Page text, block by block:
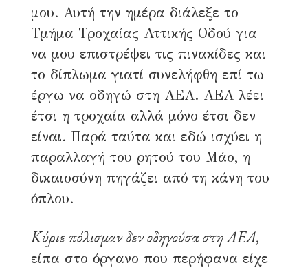
μου. Αυτή την ημέρα διάλεξε το
Τμήμα Τροχαίας Αττικής Οδού για
να μου επιστρέψει τις πινακίδες και
το δίπλωμα γιατί συνελήφθη επί τω
έργω να οδηγώ στη ΛΕΑ. ΛΕΑ λέει
έτσι η τροχαία αλλά μόνο έτσι δεν
είναι. Παρά ταύτα και εδώ ισχύει η
παραλλαγή του ρητού του Μάο, η
δικαιοσύνη πηγάζει από τη κάνη του
όπλου.
Κύριε πόλισμαν δεν οδηγούσα στη ΛΕΑ,
είπα στο όργανο που περήφανα είχε